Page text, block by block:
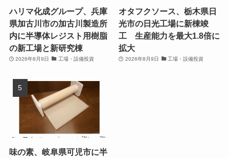
ハリマ化成グループ、兵庫
県加古川市の加古川製造所
内に半導体レジスト用樹脂
の新工場と新研究棟
2026年8月9日 工場・設備投資
オタフクソース、栃木県日
光市の日光工場に新棟竣
工 生産能力を最大1.8倍に
拡大
2026年8月9日 工場・設備投資
味の素、岐阜県可児市に半